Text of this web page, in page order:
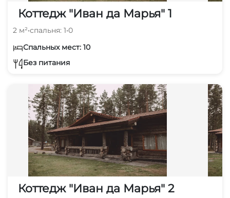
Коттедж "Иван да Марья" 1
2 м²•спальня: 1•0
Спальных мест: 10
Без питания
Коттедж "Иван да Марья" 2